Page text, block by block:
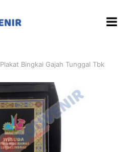
Plakat Bingkai Gajah Tunggal Tbk